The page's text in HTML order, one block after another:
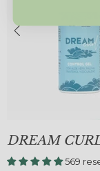
PINK
480